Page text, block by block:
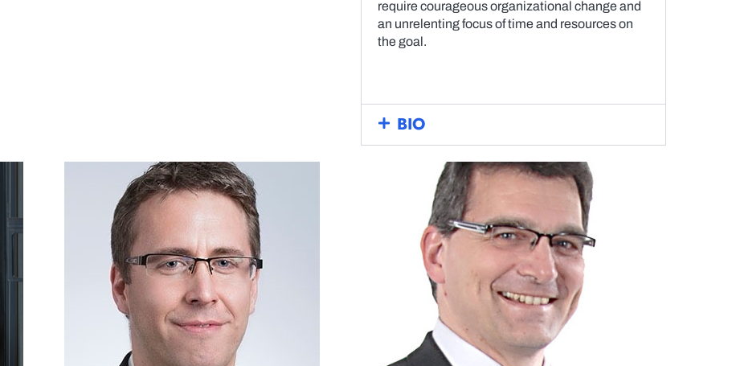
require courageous organizational change and
an unrelenting focus of time and resources on
the goal.
BIO